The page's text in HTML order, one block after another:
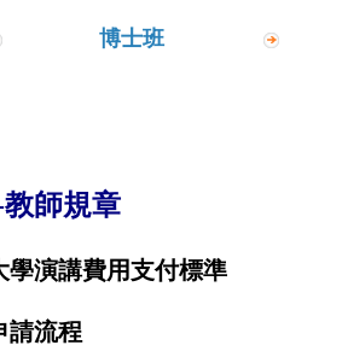
博士班
師規章
學演講費用支付標準
請流程